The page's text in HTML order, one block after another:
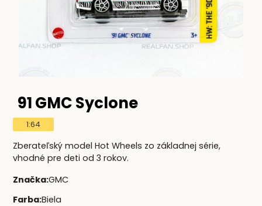
91 GMC Syclone
1:64
Zberateľský model Hot Wheels zo základnej série,
vhodné pre deti od 3 rokov.
Značka:GMC
Farba:Biela